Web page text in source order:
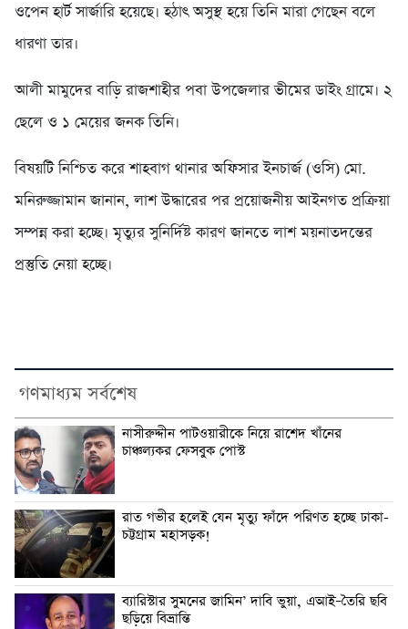
ওপেন হার্ট সার্জারি হয়েছে। হঠাৎ অসুস্থ হয়ে তিনি মারা গেছেন বলে
ধারণা তার।
আলী মামুদের বাড়ি রাজশাহীর পবা উপজেলার ভীমের ডাইং গ্রামে। ২
ছেলে ও ১ মেয়ের জনক তিনি।
বিষয়টি নিশ্চিত করে শাহবাগ থানার অফিসার ইনচার্জ (ওসি) মো.
মনিরুজ্জামান জানান, লাশ উদ্ধারের পর প্রয়োজনীয় আইনগত প্রক্রিয়া
সম্পন্ন করা হচ্ছে। মৃত্যুর সুনির্দিষ্ট কারণ জানতে লাশ ময়নাতদন্তের
প্রস্তুতি নেয়া হচ্ছে।
গণমাধ্যম সর্বশেষ
নাসীরুদ্দীন পাটওয়ারীকে নিয়ে রাশেদ খাঁনের
চাঞ্চল্যকর ফেসবুক পোস্ট
রাত গভীর হলেই যেন মৃত্যু ফাঁদে পরিণত হচ্ছে ঢাকা-
চট্টগ্রাম মহাসড়ক!
ব্যারিস্টার সুমনের জামিন’ দাবি ভুয়া, এআই–তৈরি ছবি
ছড়িয়ে বিভ্রান্তি